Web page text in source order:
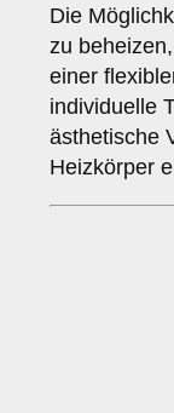
Die
zu
einer
individuelle
ästhetische
Heizkörper